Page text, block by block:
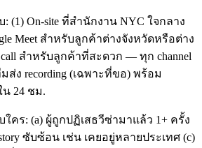
: (1) On-site ที่สำนักงาน NYC ใจกลาง
Meet สำหรับลูกค้าต่างจังหวัดหรือต่าง
call สำหรับลูกค้าที่สะดวก — ทุก channel
ง recording (เฉพาะที่ขอ) พร้อม
น 24 ชม.
ใคร: (a) ผู้ถูกปฏิเสธวีซ่ามาแล้ว 1+ ครั้ง
ซับซ้อน เช่น เคยอยู่หลายประเทศ (c)